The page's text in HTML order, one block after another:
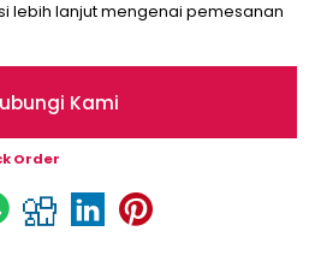
lebih lanjut mengenai pemesanan
Kami
Order